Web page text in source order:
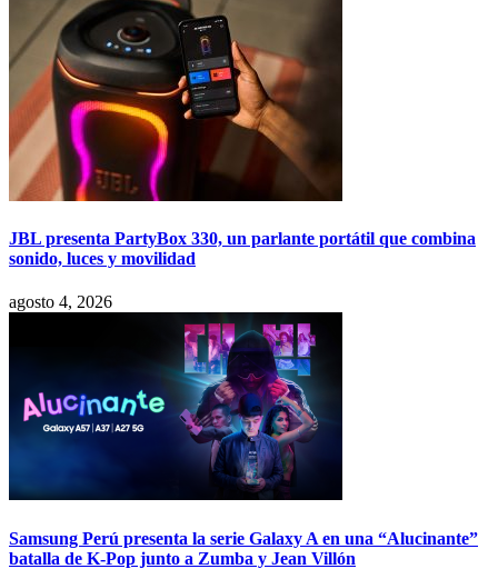
JBL presenta PartyBox 330, un parlante portátil que combina
sonido, luces y movilidad
agosto 4, 2026
Samsung Perú presenta la serie Galaxy A en una “Alucinante”
batalla de K-Pop junto a Zumba y Jean Villón